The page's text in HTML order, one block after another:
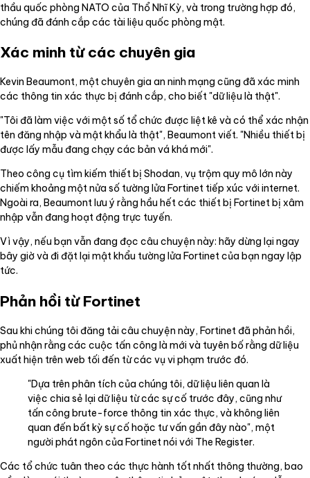
thầu quốc phòng NATO của Thổ Nhĩ Kỳ, và trong trường hợp đó,
chúng đã đánh cắp các tài liệu quốc phòng mật.
Xác minh từ các chuyên gia
Kevin Beaumont, một chuyên gia an ninh mạng cũng đã xác minh
các thông tin xác thực bị đánh cắp, cho biết "dữ liệu là thật".
"Tôi đã làm việc với một số tổ chức được liệt kê và có thể xác nhận
tên đăng nhập và mật khẩu là thật", Beaumont viết. "Nhiều thiết bị
được lấy mẫu đang chạy các bản vá khá mới".
Theo công cụ tìm kiếm thiết bị Shodan, vụ trộm quy mô lớn này
chiếm khoảng một nửa số tường lửa Fortinet tiếp xúc với internet.
Ngoài ra, Beaumont lưu ý rằng hầu hết các thiết bị Fortinet bị xâm
nhập vẫn đang hoạt động trực tuyến.
Vì vậy, nếu bạn vẫn đang đọc câu chuyện này: hãy dừng lại ngay
bây giờ và đi đặt lại mật khẩu tường lửa Fortinet của bạn ngay lập
tức.
Phản hồi từ Fortinet
Sau khi chúng tôi đăng tải câu chuyện này, Fortinet đã phản hồi,
phủ nhận rằng các cuộc tấn công là mới và tuyên bố rằng dữ liệu
xuất hiện trên web tối đến từ các vụ vi phạm trước đó.
"Dựa trên phân tích của chúng tôi, dữ liệu liên quan là
việc chia sẻ lại dữ liệu từ các sự cố trước đây, cũng như
tấn công brute-force thông tin xác thực, và không liên
quan đến bất kỳ sự cố hoặc tư vấn gần đây nào", một
người phát ngôn của Fortinet nói với The Register.
Các tổ chức tuân theo các thực hành tốt nhất thông thường, bao